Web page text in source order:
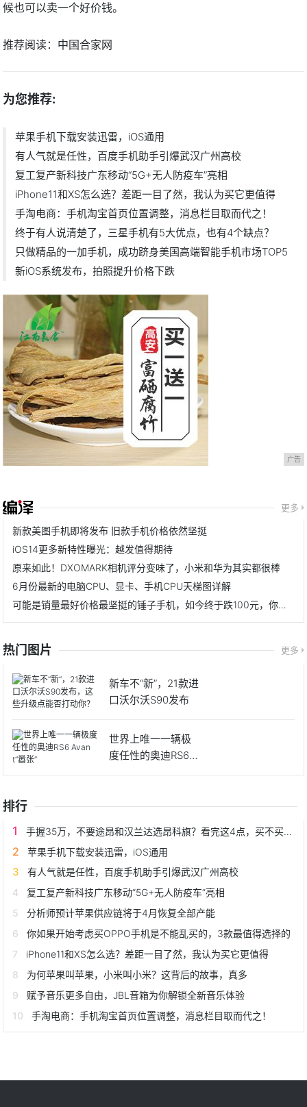
候也可以卖一个好价钱。
推荐阅读： 中国合家网
为您推荐:
苹果手机下载安装迅雷，iOS通用
有人气就是任性，百度手机助手引爆武汉广州高校
复工复产新科技广东移动“5G+无人防疫车”亮相
iPhone11和XS怎么选？差距一目了然，我认为买它更值得
手淘电商：手机淘宝首页位置调整，消息栏目取而代之！
终于有人说清楚了，三星手机有5大优点，也有4个缺点？
只做精品的一加手机，成功跻身美国高端智能手机市场TOP5
新iOS系统发布，拍照提升价格下跌
广告
更多
新款美图手机即将发布 旧款手机价格依然坚挺
iOS14更多新特性曝光：越发值得期待
原来如此！DXOMARK相机评分变味了，小米和华为其实都很棒
6月份最新的电脑CPU、显卡、手机CPU天梯图详解
可能是销量最好价格最坚挺的锤子手机，如今终于跌100元，你会考虑吗？
热门图片 更多
新车不“新”，21款进
口沃尔沃S90发布
世界上唯一一辆极
度任性的奥迪RS6 A
v
排行
手握35万，不要途昂和汉兰达选昂科旗？看完这4点，买不买就懂了
苹果手机下载安装迅雷，iOS通用
有人气就是任性，百度手机助手引爆武汉广州高校
复工复产新科技广东移动“5G+无人防疫车”亮相
分析师预计苹果供应链将于4月恢复全部产能
你如果开始考虑买OPPO手机是不能乱买的，3款最值得选择的
iPhone11和XS怎么选？差距一目了然，我认为买它更值得
为何苹果叫苹果，小米叫小米？这背后的故事，真多
赋予音乐更多自由，JBL音箱为你解锁全新音乐体验
手淘电商：手机淘宝首页位置调整，消息栏目取而代之！